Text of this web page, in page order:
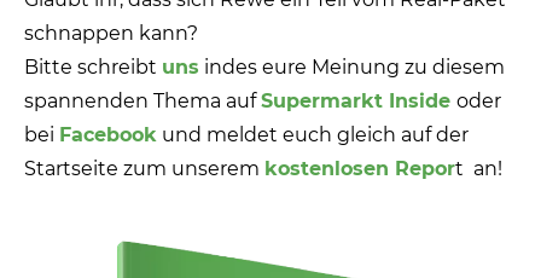
schnappen kann?
Bitte schreibt uns indes eure Meinung zu diesem
spannenden Thema aufSupermarkt Inside oder
bei Facebook und meldet euch gleich auf der
Startseite zum unserem kostenlosen Report an!